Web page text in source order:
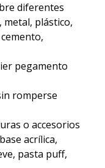
diferentes
metal, plástico,
pegamento
romperse
o accesorios
acrílica,
pasta puff,